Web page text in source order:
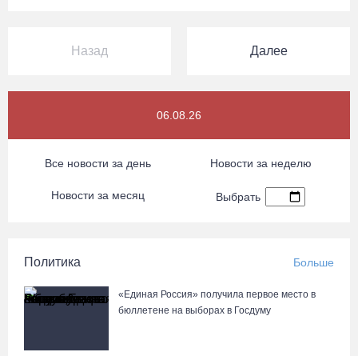
Назад Далее
06.08.26
Все новости за день Новости за неделю
Новости за месяц Выбрать
Политика Больше
«Единая Россия» получила первое место в
бюллетене на выборах в Госдуму